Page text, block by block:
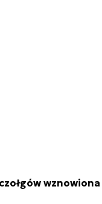
wznowiona